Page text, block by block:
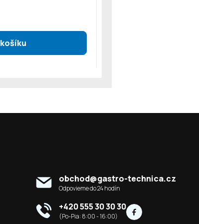
obchod@gastro-technica.cz
+420 555 30 30 30